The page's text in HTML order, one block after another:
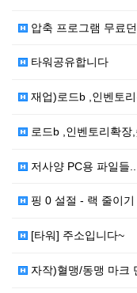
압축 프로그램 무료던
타워공유합니다
재업)로드b ,인벤토
로드b ,인벤토리확장,
저사양 PC용 파일들....
핑 0 설절 - 랙 줄이
[타워] 주소입니다~
자작)혈맹/동맹 마크